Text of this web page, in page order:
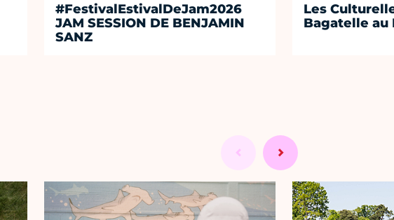
#FestivalEstivalDeJam2026
JAM SESSION DE BENJAMIN
SANZ
Les
Bagatelle au